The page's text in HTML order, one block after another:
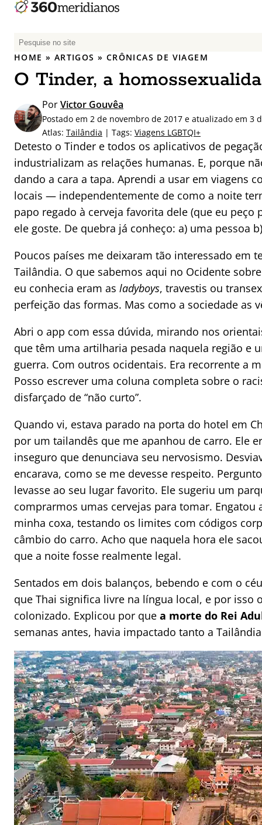
P
e
q
i
s
r
p
o
r
:
HOME » ARTIGOS » CRÔNICAS DE VIAGEM
O Tinder, a
PorVictor Gouvêa
Postado em 2 de novembro de 2017 e atualizado em 3
Atlas: Tailândia | Tags: Viagens LGBTQI+
Detesto o Tinder e todos os aplicativos de
industrializam as relações humanas. E, porque
dando a cara a tapa. Aprendi a usar em viagens
locais — independentemente de como a noite
papo regado à cerveja favorita dele (que eu
ele goste. De quebra já conheço: a) uma pessoa
Poucos países me deixaram tão interessado em
Tailândia. O que sabemos aqui no Ocidente
eu conhecia eram as ladyboys, travestis ou
perfeição das formas. Mas como a sociedade as
Abri o app com essa dúvida, mirando nos
que têm uma artilharia pesada naquela região e
guerra. Com outros ocidentais. Era recorrente a
Posso escrever uma coluna completa sobre o
disfarçado de “não curto”.
Quando vi, estava parado na porta do hotel em
por um tailandês que me apanhou de carro. Ele
inseguro que denunciava seu nervosismo.
encarava, como se me devesse respeito.
levasse ao seu lugar favorito. Ele sugeriu um
comprarmos umas cervejas para tomar.
minha coxa, testando os limites com códigos
câmbio do carro. Acho que naquela hora ele
que a noite fosse realmente legal.
Sentados em dois balanços, bebendo e com o
que Thai significa livre na língua local, e por isso
colonizado. Explicou por que a morte do Rei
semanas antes, havia impactado tanto a